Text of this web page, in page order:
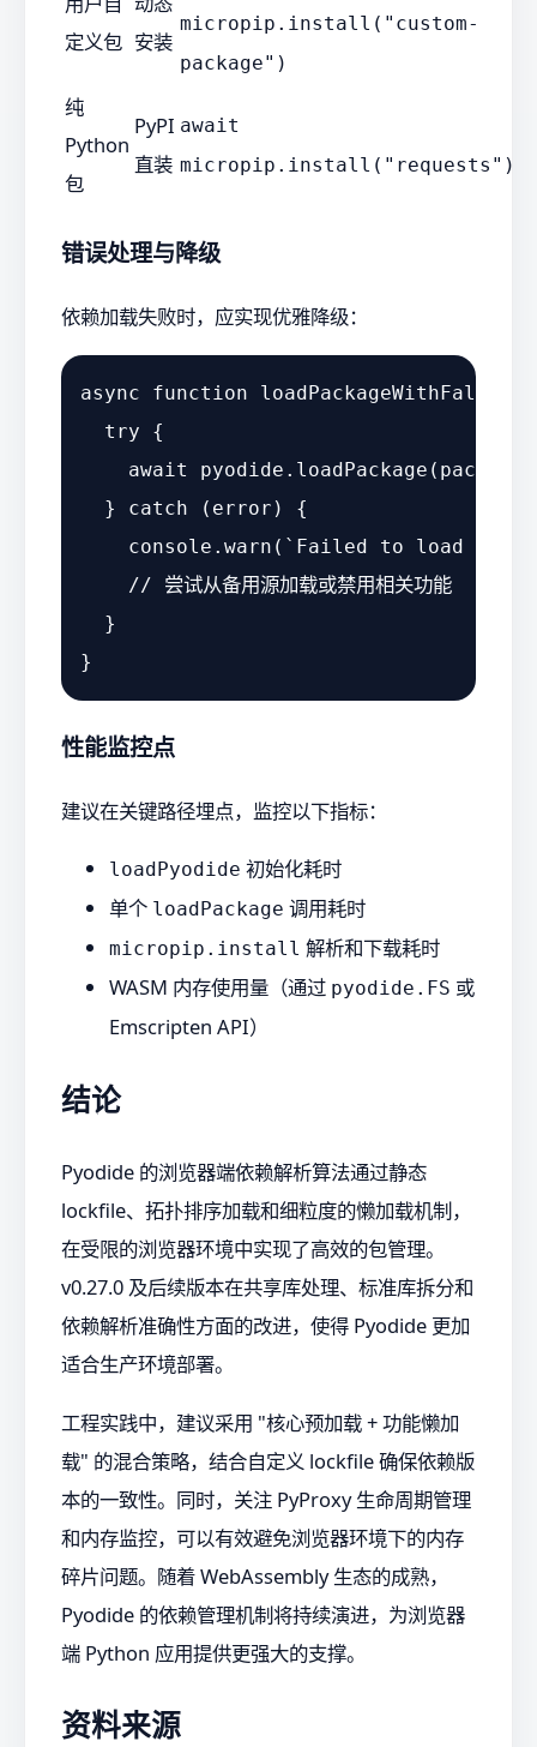
定义包 安装
micropip.install("custom-
package")
纯
Python
包
PyPI
直装
await
micropip.install("requests")
错误处理与降级
依赖加载失败时，应实现优雅降级：
async function loadPackageWithFallback
try {
await
pyodide. loadPackage
  }
catch (error) {
console . warn ( `Failed to load
// 尝试从备用源加载或禁用相关功能
  }
性能监控点
建议在关键路径埋点，监控以下指标：
loadPyodide 初始化耗时
单个 loadPackage 调用耗时
micropip.install 解析和下载耗时
WASM 内存使用量（通过 pyodide.FS 或
Emscripten API）
结论
Pyodide 的浏览器端依赖解析算法通过静态
lockfile、拓扑排序加载和细粒度的懒加载机制，
在受限的浏览器环境中实现了高效的包管理。
v0.27.0 及后续版本在共享库处理、标准库拆分和
依赖解析准确性方面的改进，使得 Pyodide 更加
适合生产环境部署。
工程实践中，建议采用 "核心预加载 + 功能懒加
载" 的混合策略，结合自定义 lockfile 确保依赖版
本的一致性。同时，关注 PyProxy 生命周期管理
和内存监控，可以有效避免浏览器环境下的内存
碎片问题。随着 WebAssembly 生态的成熟，
Pyodide 的依赖管理机制将持续演进，为浏览器
端 Python 应用提供更强大的支撑。
资料来源